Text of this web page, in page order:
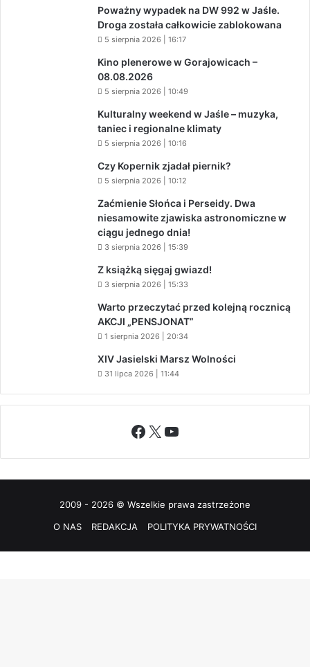
Poważny wypadek na DW 992 w Jaśle.
Droga została całkowicie zablokowana
5 sierpnia 2026 | 16:17
Kino plenerowe w Gorajowicach –
08.08.2026
5 sierpnia 2026 | 10:49
Kulturalny weekend w Jaśle – muzyka,
taniec i regionalne klimaty
5 sierpnia 2026 | 10:16
Czy Kopernik zjadał piernik?
5 sierpnia 2026 | 10:12
Zaćmienie Słońca i Perseidy. Dwa
niesamowite zjawiska astronomiczne w
ciągu jednego dnia!
3 sierpnia 2026 | 15:39
Z książką sięgaj gwiazd!
3 sierpnia 2026 | 15:33
Warto przeczytać przed kolejną rocznicą
AKCJI „PENSJONAT”
1 sierpnia 2026 | 20:34
XIV Jasielski Marsz Wolności
31 lipca 2026 | 11:44
Facebook
X YouTube
2009 - 2026 © Wszelkie prawa zastrzeżone
O NAS
REDAKCJA POLITYKA PRYWATNOŚCI